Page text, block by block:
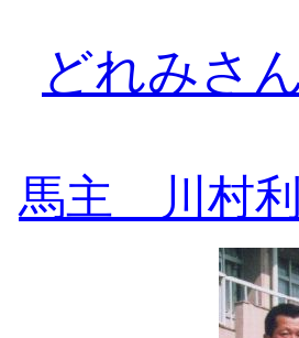
どれみさ
馬主 川村